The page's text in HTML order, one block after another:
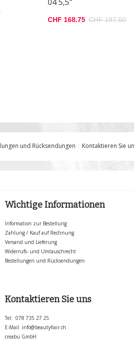
CHF 168.75 CHF 187.50
und Rücksendungen Kontaktieren Sie
Wichtige Informationen
Information zur Bestellung
Zahlung / Kauf auf Rechnung
Versand und Lieferung
Widerrufs- und Umtauschrecht
Bestellungen und Rücksendungen
Kontaktieren Sie uns
Tel: 078 735 27 25
E-Mail: info@beautyflair.ch
creabu GmbH